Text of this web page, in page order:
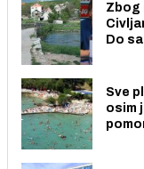
Zbog
Do
Sve
osim